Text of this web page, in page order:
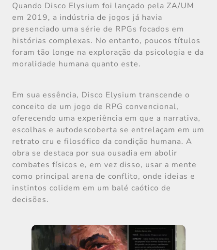
Quando Disco Elysium foi lançado pela ZA/UM
em 2019, a indústria de jogos já havia
presenciado uma série de RPGs focados em
histórias complexas. No entanto, poucos títulos
foram tão longe na exploração da psicologia e da
moralidade humana quanto este.
Em sua essência, Disco Elysium transcende o
conceito de um jogo de RPG convencional,
oferecendo uma experiência em que a narrativa,
escolhas e autodescoberta se entrelaçam em um
retrato cru e filosófico da condição humana. A
obra se destaca por sua ousadia em abolir
combates físicos e, em vez disso, usar a mente
como principal arena de conflito, onde ideias e
instintos colidem em um balé caótico de
decisões.